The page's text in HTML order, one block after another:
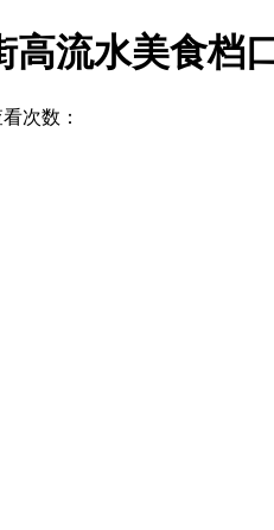
高流水美食档
次数：